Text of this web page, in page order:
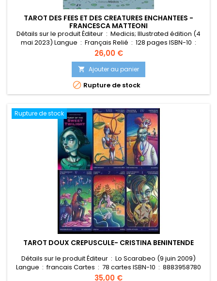
TAROT DES FEES ET DES CREATURES ENCHANTEES -
FRANCESCA MATTEONI
Détails sur le produit Éditeur ‏ : ‎ Medicis; Illustrated édition (4
mai 2023) Langue ‏ : ‎ Français Relié ‏ : ‎ 128 pages ISBN-10 ‏ :
‎ 650 g Dimensions ‏ : ‎ 12.5 x 6.2 x 16.5 cm
Prix
26,00 €
 Ajouter au panier
 Rupture de stock
Rupture de stock
TAROT DOUX CREPUSCULE- CRISTINA BENINTENDE
Détails sur le produit Éditeur ‏ : ‎ Lo Scarabeo (9 juin 2009)
Langue ‏ : ‎ francais Cartes ‏ : ‎ 78 cartes ISBN-10 ‏ : ‎ 8883958780
Prix
35,00 €